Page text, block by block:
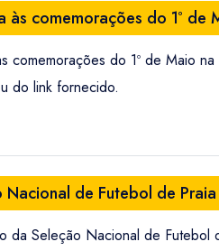
às comemorações do 1º de
comemorações do 1º de Maio
do link fornecido.
de Futebol de
da Seleção Nacional de